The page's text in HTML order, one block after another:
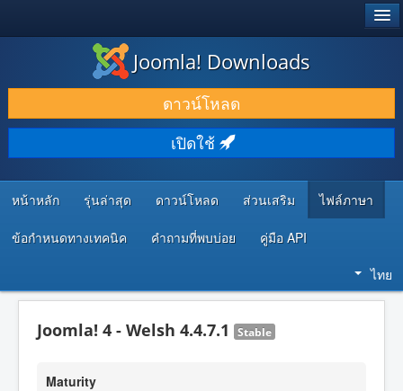
ดาวน์โหลด & ส่วนเสริม
ค้นคว้า & เรียนรู้
ชุมชน & สนับสนุน
ทรัพยากรสำหรับนักพัฒนา
Joomla! Downloads
ดาวน์โหลด
เปิดใช้
หน้าหลัก รุ่นล่าสุด ดาวน์โหลด ส่วนเสริม ไฟล์ภาษา
ข้อกำหนดทางเทคนิค คำถามที่พบบ่อย คู่มือ API
ไทย
Joomla! 4 - Welsh 4.4.7.1 Stable
Maturity